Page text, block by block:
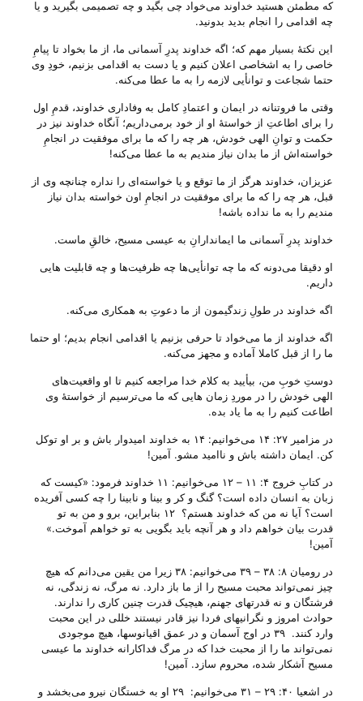
که مطمئن هستید خداوند می‌‌خواد چی‌ بگید و چه تصمیمی بگیرید و یا
چه اقدامی را انجام بدید بدونید.
این نکتهٔ بسیار مهم که؛ اگه خداوند پدرِ آسمانی ما، از ما بخواد تا پیامِ
خاصی را به اشخاصی اعلان کنیم و یا دست به اقدامی بزنیم، خودِ وی
حتما شجاعت و توانأیی لازمه را به ما عطا می‌‌کنه.
وقتی ما فروتنانه در ایمان و اعتمادِ کامل به وفاداری خداوند، قدمِ اول
را برای اطاعتِ از خواستهٔ او از خود برمی‌‌داریم؛ آنگاه خداوند نیز در
حکمت و توانِ الهی خودش، هر چه را که ما برای موفقیت در انجامِ
خواسته‌اش از ما بدان نیاز مندیم به ما عطا می‌‌کنه!
عزیزان، خداوند هرگز از ما توقع و یا خواسته‌ای را نداره چنانچه وی از
قبل، هر چه را که ما برای موفقیت در انجامِ اون خواسته بدان نیاز
مندیم را به ما نداده باشه!
خداوند پدرِ آسمانی ما ایماندارانِ به عیسی مسیح، خالقِ ماست.
او دقیقا می‌‌دونه که ما چه توانأیی‌ها چه ظرفیت‌ها و چه قابلیت هایی
داریم.
اگه خداوند در طولِ زندگیمون از ما دعوتِ به همکاری می‌‌کنه.
اگه خداوند از ما می‌‌خواد تا حرفی بزنیم یا اقدامی انجام بدیم؛ او حتما
ما را از قبل کاملا آماده و مجهز می‌‌کنه.
دوستِ خوبِ من، بیأیید به کلام خدا مراجعه کنیم تا او واقعیت‌های
الهی خودش را در موردِ زمان هایی که ما می‌‌ترسیم از خواستهٔ وی
اطاعت کنیم را به ما یاد بده.
در مزامیر ۲۷: ۱۴ می‌‌خوانیم: ۱۴ به خداوند امیدوار باش و بر او توکل
کن. ایمان داشته باش و ناامید مشو. آمین!
در کتابِ خروج ۴: ۱۱ – ۱۲ می‌‌خوانیم: ۱۱ خداوند فرمود: «کیست که
زبان به انسان داده است؟ گنگ و کر و بینا و نابینا را چه کسی آفریده
است؟ آیا نه من که خداوند هستم؟ ۱۲ بنابراین، برو و من به تو
قدرت بیان خواهم داد و هر آنچه باید بگویی به تو خواهم آموخت.»
آمین!
در رومیان ۸: ۳۸ – ۳۹ می‌‌خوانیم: ۳۸ زیرا من یقین می‌دانم که هیچ
چیز نمی‌تواند محبت مسیح را از ما باز دارد. نه مرگ، نه زندگی، نه
فرشتگان و نه قدرتهای جهنم، هیچیک قدرت چنین کاری را ندارند.
حوادث امروز و نگرانیهای فردا نیز قادر نیستند خللی در این محبت
وارد کنند. ۳۹ در اوج آسمان و در عمق اقیانوسها، هیچ موجودی
نمی‌تواند ما را از محبت خدا که در مرگ فداکارانه خداوند ما عیسی
مسیح آشکار شده، محروم سازد. آمین!
در اشعیا ۴۰: ۲۹ – ۳۱ می‌‌خوانیم: ۲۹ او به خستگان نیرو می‌بخشد و